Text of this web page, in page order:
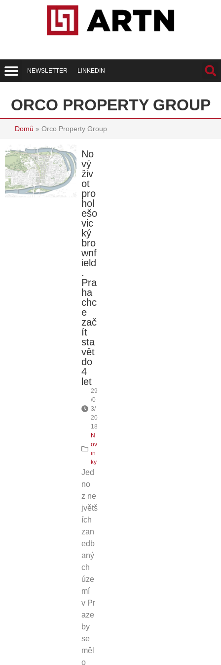
NEWSLETTER LINKEDIN
ORCO PROPERTY GROUP
Domů » Orco Property Group
No
vý
živ
ot
pro
hol
ešo
vic
ký
bro
wnf
ield
.
Pra
ha
chc
e
zač
ít
sta
vět
do
4
let
29
/0
3/
20
18
N
ov
in
ky
Jed
no
z ne
jvětš
ích
zan
edb
aný
ch
úze
mí
v Pr
aze
by
se
měl
o